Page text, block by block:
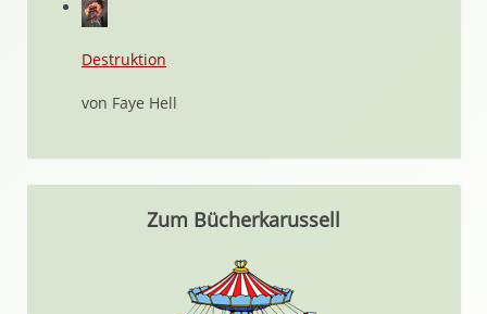
Destruktion
von Faye Hell
Zum Bücherkarussell